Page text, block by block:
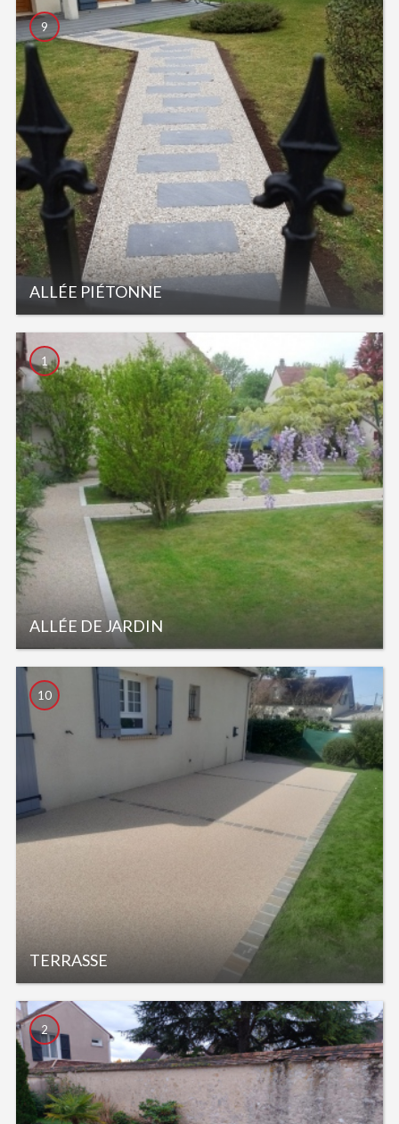
ALLÉE PIÉTONNE
9
ALLÉE DE JARDIN
1
TERRASSE
10
2